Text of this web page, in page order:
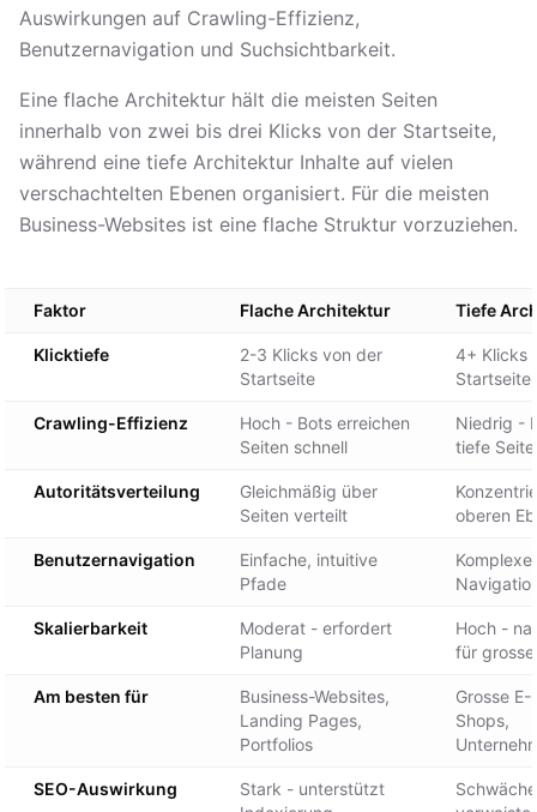
Auswirkungen auf Crawling-Effizienz,
Benutzernavigation und Suchsichtbarkeit.
Eine flache Architektur hält die meisten Seiten
innerhalb von zwei bis drei Klicks von der Startseite,
während eine tiefe Architektur Inhalte auf vielen
verschachtelten Ebenen organisiert. Für die meisten
Business-Websites ist eine flache Struktur vorzuziehen.
Faktor Flache Architektur Tiefe
Klicktiefe
2-3 Klicks von der
Startseite
4+ Klicks
Startseite
Crawling-Effizienz
Hoch - Bots erreichen
Seiten schnell
Niedrig -
tiefe
Autoritätsverteilung
Gleichmäßig über
Seiten verteilt
oberen
Benutzernavigation
Einfache, intuitive
Pfade
Skalierbarkeit
Moderat - erfordert
Planung
Hoch -
für
Am besten für
Business-Websites,
Landing Pages,
Portfolios
Grosse
Shops,
SEO-Auswirkung
Stark - unterstützt